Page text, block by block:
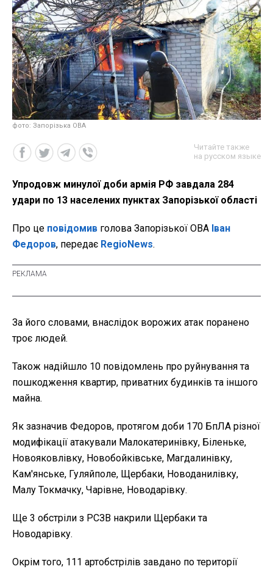
фото: Запорізька ОВА
Читайте также
на русском языке
Упродовж минулої доби армія РФ завдала 284
удари по 13 населених пунктах Запорізької області
Про це повідомив голова Запорізької ОВА Іван
Федоров, передає RegioNews.
За його словами, внаслідок ворожих атак поранено
троє людей.
Також надійшло 10 повідомлень про руйнування та
пошкодження квартир, приватних будинків та іншого
майна.
Як зазначив Федоров, протягом доби 170 БпЛА різної
модифікації атакували Малокатеринівку, Біленьке,
Новояковлівку, Новобойківське, Магдалинівку,
Кам'янське, Гуляйполе, Щербаки, Новоданилівку,
Малу Токмачку, Чарівне, Новодарівку.
Ще 3 обстріли з РСЗВ накрили Щербаки та
Новодарівку.
Окрім того, 111 артобстрілів завдано по території